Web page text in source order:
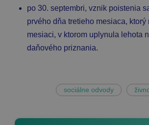
po 30. septembri, vznik poistenia
prvého dňa tretieho mesiaca,
mesiaci, v ktorom uplynula lehota
daňového priznania.
sociálne odvody